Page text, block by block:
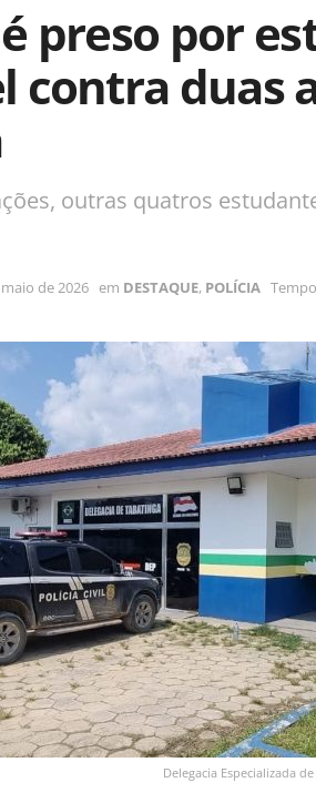
preso por
contra duas
outras quatros
de 2026 em DESTAQUE, POLÍCIA
Delegacia Especializada